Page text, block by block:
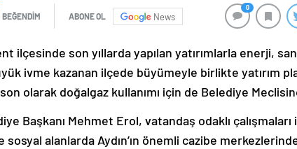
BEĞENDİM ABONE OL News
0
ilçesinde son yıllarda yapılan yatırımlarla enerji,
ivme kazanan ilçede büyümeyle birlikte yatırım
olarak doğalgaz kullanımı için de Belediye
Başkanı Mehmet Erol, vatandaş odaklı
alanlarda Aydın’ın önemli cazibe